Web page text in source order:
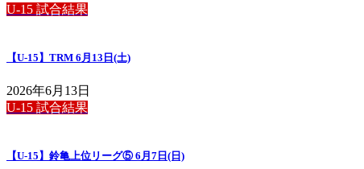
U-15 試合結果
【U-15】TRM 6月13日(土)
2026年6月13日
U-15 試合結果
【U-15】鈴亀上位リーグ⑤ 6月7日(日)